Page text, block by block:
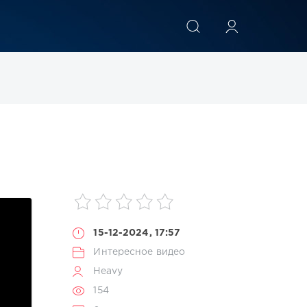
ИСКАТЬ
15-12-2024, 17:57
Интересное видео
Heavy
154